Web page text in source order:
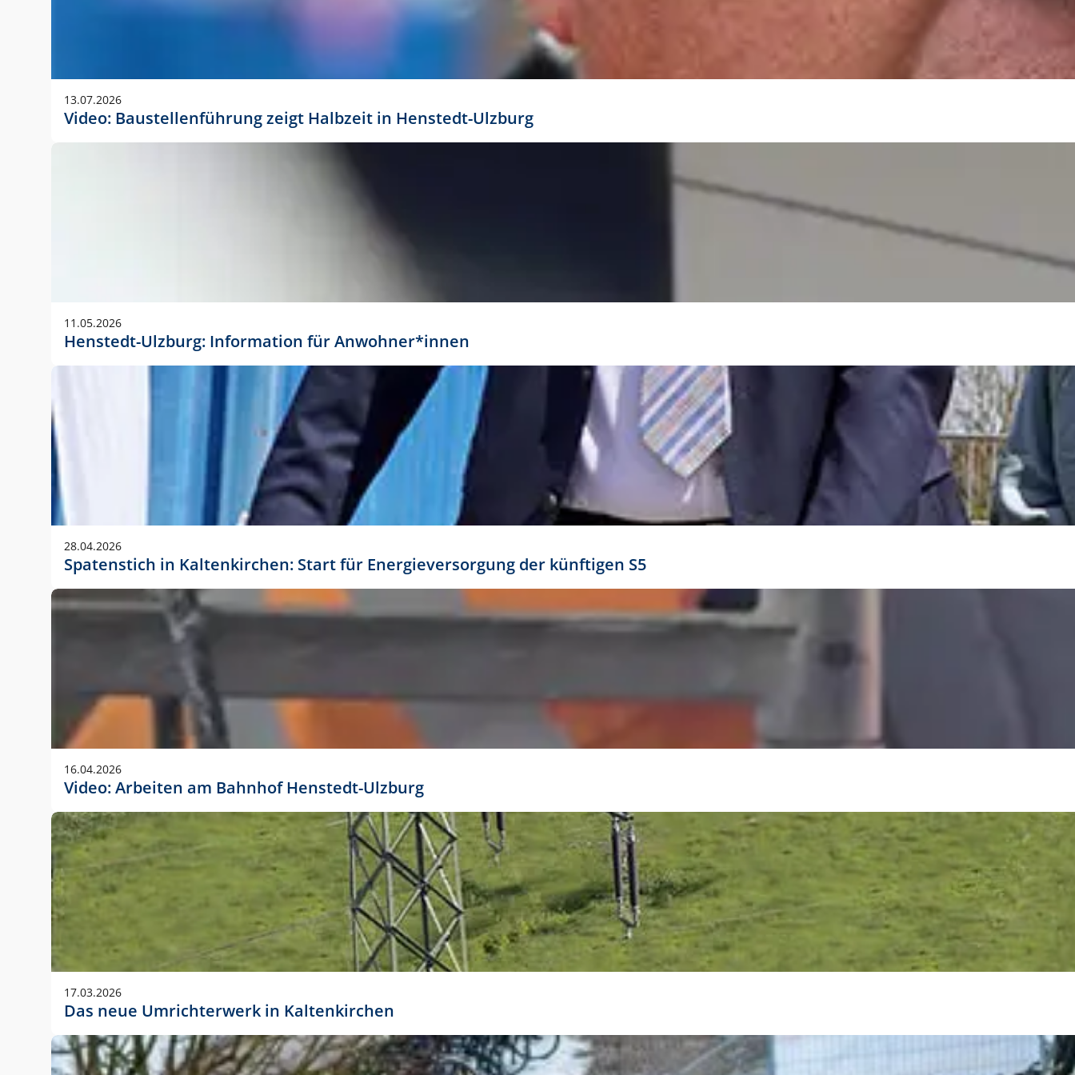
Anwendungsgröße im Layout:
Die Logohöhe beträgt 4 – 10 % der jeweiligen Formathöhe. Daraus ergeben sich für gängige Formate
folgende fest definierte Anwendungsgrößen im Layout:
DIN A3 – 15 mm hoch (5 %)
DIN A1 – 39 mm hoch (5 %)
DIN lang – 10 mm hoch (5 %)
1080 x 1080 px – 78 px hoch (7 %)
In Ausnahmefällen darf das Logo jedoch auch größer oder kleiner gesetzt werden. Dazu bedarf es jedoch
stets der vorherigen Absprache mit der Marketingabteilung.
13.07.2026
Video: Baustellenführung zeigt Halbzeit in Henstedt-Ulzburg
11.05.2026
Henstedt-Ulzburg: Information für Anwohner*innen
28.04.2026
Spatenstich in Kaltenkirchen: Start für Energieversorgung der künftigen S5
16.04.2026
Video: Arbeiten am Bahnhof Henstedt-Ulzburg
17.03.2026
Das neue Umrichterwerk in Kaltenkirchen